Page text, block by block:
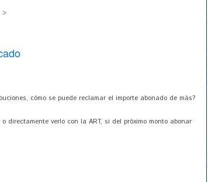
>
cómo se puede reclamar el importe abonado de más?
directamente verlo con la ART, si del próximo monto abonar